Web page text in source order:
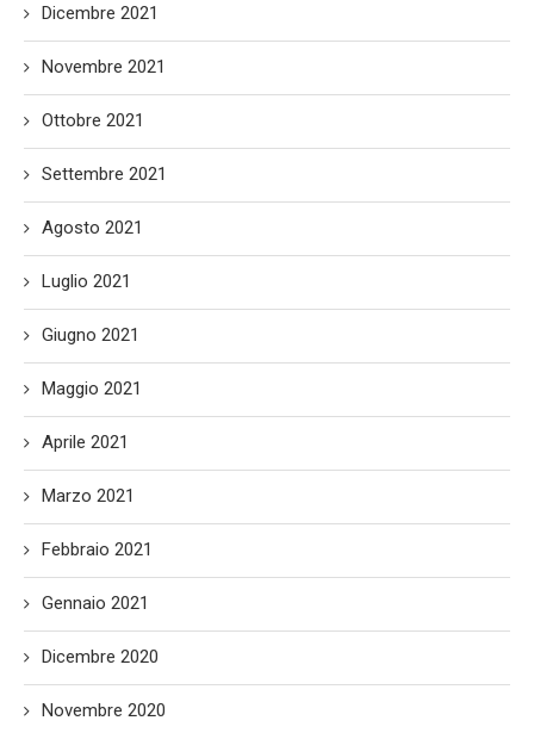
Dicembre 2021
Novembre 2021
Ottobre 2021
Settembre 2021
Agosto 2021
Luglio 2021
Giugno 2021
Maggio 2021
Aprile 2021
Marzo 2021
Febbraio 2021
Gennaio 2021
Dicembre 2020
Novembre 2020